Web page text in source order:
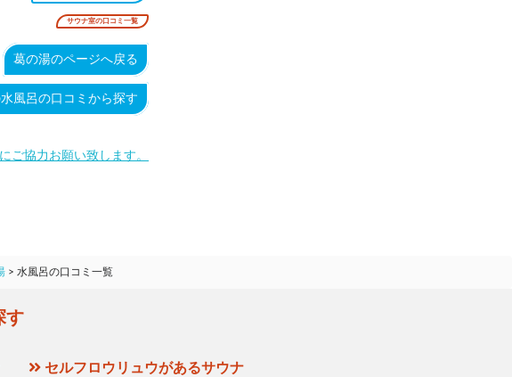
サウナ室の口コミ一覧
葛の湯のページへ戻る
風呂の口コミから探す
ご協力お願い致します。
> 水風呂の口コミ一覧
す
セルフロウリュウがあるサウナ